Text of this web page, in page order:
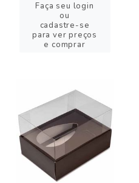
Faça seu login
ou
cadastre-se
para ver preços
e comprar